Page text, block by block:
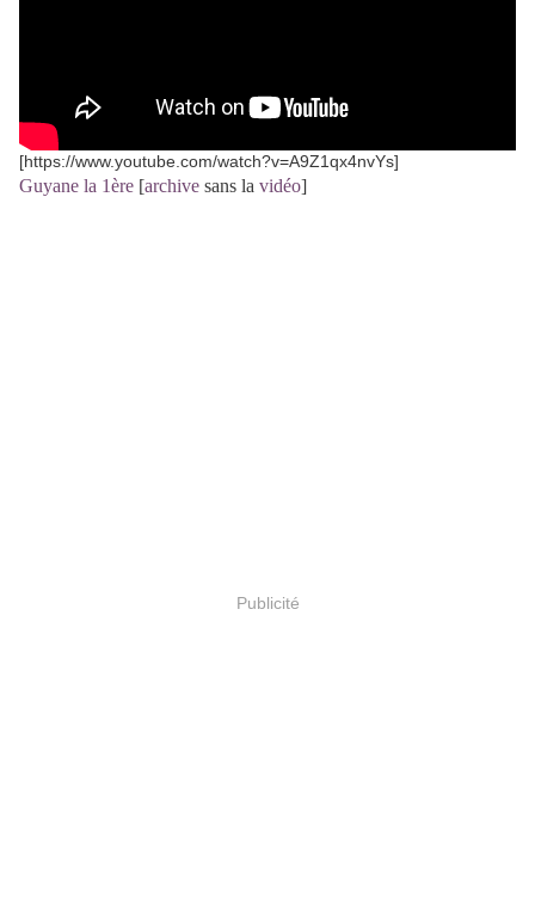
[https://www.youtube.com/watch?v=A9Z1qx4nvYs]
Guyane la 1ère [archive sans la vidéo]
Publicité